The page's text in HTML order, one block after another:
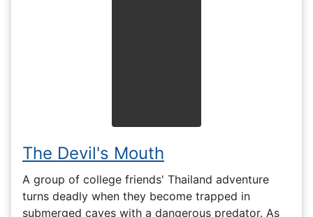
The Devil's Mouth
A group of college friends' Thailand adventure
turns deadly when they become trapped in
submerged caves with a dangerous predator. As